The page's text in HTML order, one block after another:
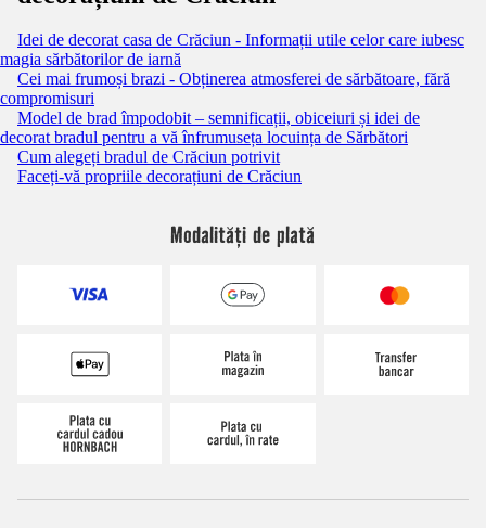
Idei de decorat casa de Crăciun - Informații utile celor care iubesc
magia sărbătorilor de iarnă
Cei mai frumoși brazi - Obținerea atmosferei de sărbătoare, fără
compromisuri
Model de brad împodobit – semnificații, obiceiuri și idei de
decorat bradul pentru a vă înfrumuseța locuința de Sărbători
Cum alegeți bradul de Crăciun potrivit
Faceți-vă propriile decorațiuni de Crăciun
Modalități de plată